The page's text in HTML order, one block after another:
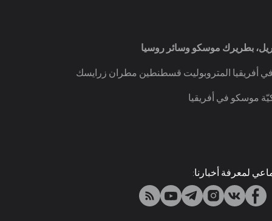
بطريرك موسكو وسائر روسيا
أفريقيا المتروبوليت قسطنطين مطران زرايسك
موسكو في أفريقيا
لمعرفة أخبارنا: